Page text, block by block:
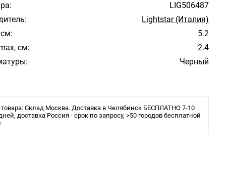
LIG506487
Lightstar (Италия)
5.2
см:
2.4
Черный
Склад Москва. Доставка в Челябинск БЕСПЛАТНО 7-10
доставка Россия - срок по запросу, >50 городов бесплатной